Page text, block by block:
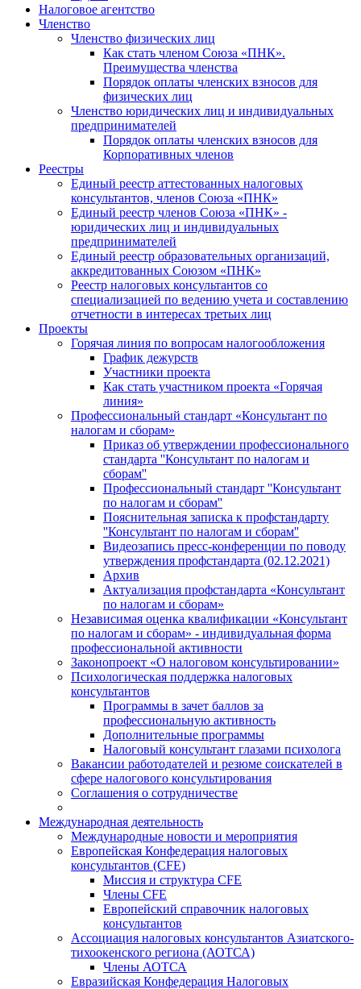
Налоговое агентство
Членство
Членство физических лиц
Как стать членом Союза «ПНК».
Преимущества членства
Порядок оплаты членских взносов для
физических лиц
Членство юридических лиц и индивидуальных
предпринимателей
Порядок оплаты членских взносов для
Корпоративных членов
Реестры
Единый реестр аттестованных налоговых
консультантов, членов Союза «ПНК»
Единый реестр членов Союза «ПНК» -
юридических лиц и индивидуальных
предпринимателей
Единый реестр образовательных организаций,
аккредитованных Союзом «ПНК»
Реестр налоговых консультантов со
специализацией по ведению учета и составлению
отчетности в интересах третьих лиц
Проекты
Горячая линия по вопросам налогообложения
График дежурств
Участники проекта
Как стать участником проекта «Горячая
линия»
Профессиональный стандарт «Консультант по
налогам и сборам»
Приказ об утверждении профессионального
стандарта ''Консультант по налогам и
сборам''
Профессиональный стандарт ''Консультант
по налогам и сборам''
Пояснительная записка к профстандарту
''Консультант по налогам и сборам''
Видеозапись пресс-конференции по поводу
утверждения профстандарта (02.12.2021)
Архив
Актуализация профстандарта «Консультант
по налогам и сборам»
Независимая оценка квалификации «Консультант
по налогам и сборам» - индивидуальная форма
профессиональной активности
Законопроект «О налоговом консультировании»
Психологическая поддержка налоговых
консультантов
Программы в зачет баллов за
профессиональную активность
Дополнительные программы
Налоговый консультант глазами психолога
Вакансии работодателей и резюме соискателей в
сфере налогового консультирования
Соглашения о сотрудничестве
Международная деятельность
Международные новости и мероприятия
Европейская Конфедерация налоговых
консультантов (CFE)
Миссия и структура CFE
Члены CFE
Европейский справочник налоговых
консультантов
Ассоциация налоговых консультантов Азиатского-
тихоокенского региона (АОТСА)
Члены АОТСА
Евразийская Конфедерация Налоговых